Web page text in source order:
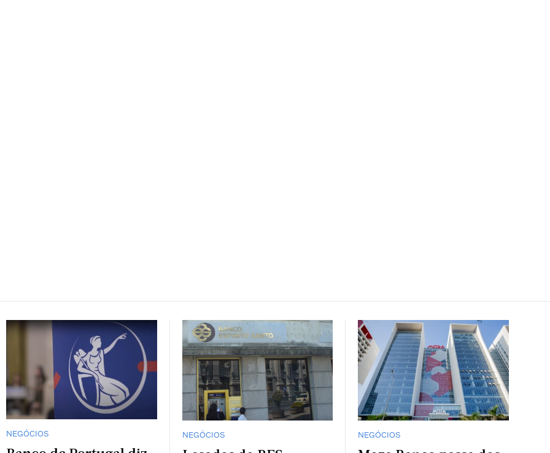
NEGÓCIOS NEGÓCIOS NEGÓCIOS